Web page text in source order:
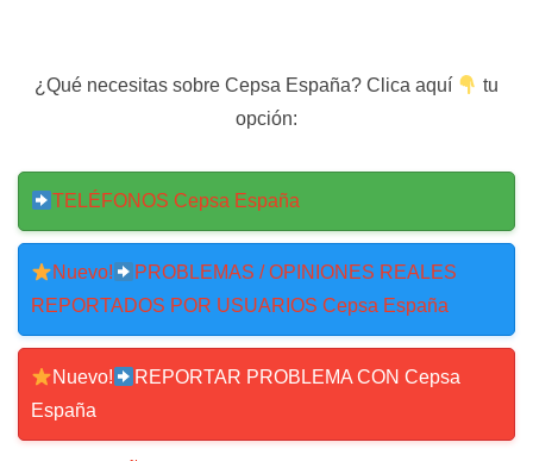
¿Qué necesitas sobre Cepsa España? Clica aquí
tu
opción:
TELÉFONOS Cepsa España
Nuevo!
PROBLEMAS / OPINIONES REALES
REPORTADOS POR USUARIOS Cepsa España
Nuevo!
REPORTAR PROBLEMA CON Cepsa
España